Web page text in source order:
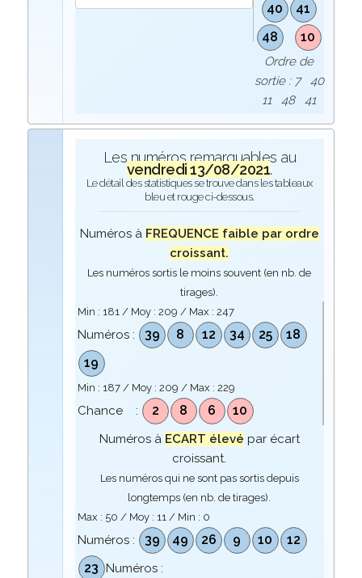
40
41
48
10
Ordre de
sortie : 7 40
11 48 41
Les numéros remarquables au
vendredi 13/08/2021.
Le détail des statistiques se trouve dans les tableaux
bleu et rouge ci-dessous.
Numéros à FREQUENCE faible par ordre
croissant.
Les numéros sortis le moins souvent (en nb. de
tirages).
Min : 181/ Moy : 209 / Max : 247
Numéros : 39 8 12 34 25
18
19
Min : 187/ Moy : 209 / Max : 229
Chance : 2 8 6 10
Numéros à ECART élevé par écart
croissant.
Les numéros qui ne sont pas sortis depuis
longtemps (en nb. de tirages).
Max : 50 / Moy : 11/ Min : 0
Numéros : 39 49 26 9 10
12
23 Numéros :